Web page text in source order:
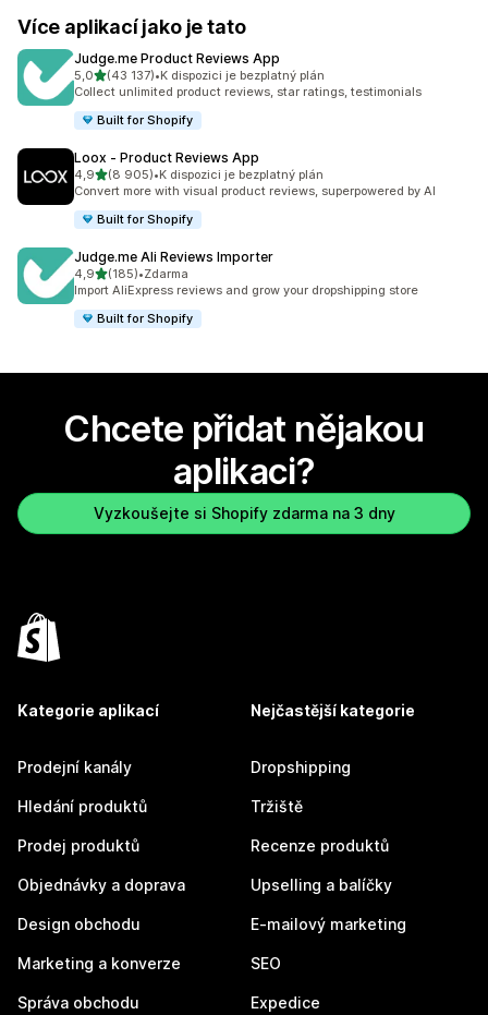
Více aplikací jako je tato
Judge.me Product Reviews App
5,0z 5 hvězd
(43 137)
Celkový počet recenzí: 43137
•K dispozici je bezplatný plán
Collect unlimited product reviews, star ratings, testimonials
Built for Shopify
Loox ‑ Product Reviews App
4,9z 5 hvězd
(8 905)
Celkový počet recenzí: 8905
•K dispozici je bezplatný plán
Convert more with visual product reviews, superpowered by AI
Built for Shopify
Judge.me Ali Reviews Importer
4,9z 5 hvězd
(185)
Celkový počet recenzí: 185
•Zdarma
Import AliExpress reviews and grow your dropshipping store
Built for Shopify
Chcete přidat nějakou
aplikaci?
Vyzkoušejte si Shopify zdarma na 3 dny
Kategorie aplikací
Prodejní kanály
Hledání produktů
Prodej produktů
Objednávky a doprava
Design obchodu
Marketing a konverze
Správa obchodu
Nejčastější kategorie
Dropshipping
Tržiště
Recenze produktů
Upselling a balíčky
E-mailový marketing
SEO
Expedice